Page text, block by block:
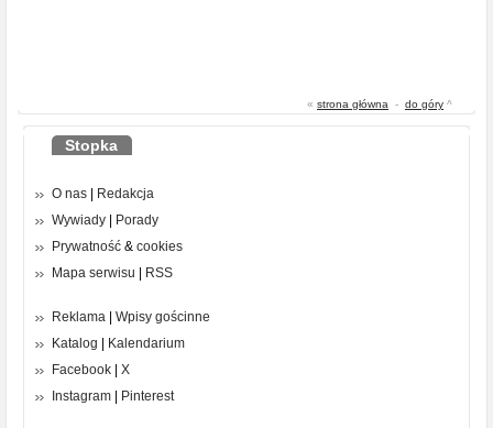
« strona główna - do góry ^
Stopka
O nas
Redakcja
Wywiady
Porady
Prywatność & cookies
Mapa serwisu
RSS
Reklama
Wpisy gościnne
Katalog
Kalendarium
Facebook
X
Instagram
Pinterest